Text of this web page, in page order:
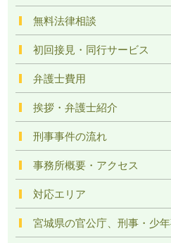
無料法律相談
初回接見・同行サービス
弁護士費用
挨拶・弁護士紹介
刑事事件の流れ
事務所概要・アクセス
対応エリア
宮城県の官公庁、刑事・少